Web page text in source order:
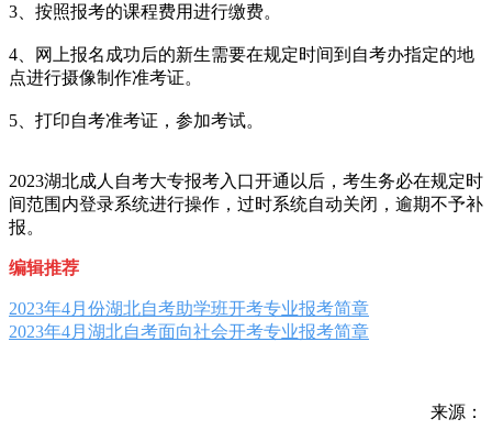
3、按照报考的课程费用进行缴费。
4、网上报名成功后的新生需要在规定时间到自考办指定的地
点进行摄像制作准考证。
5、打印自考准考证，参加考试。
2023湖北成人自考大专报考入口开通以后，考生务必在规定时
间范围内登录系统进行操作，过时系统自动关闭，逾期不予补
报。
编辑推荐
2023年4月份湖北自考助学班开考专业报考简章
2023年4月湖北自考面向社会开考专业报考简章
来源：